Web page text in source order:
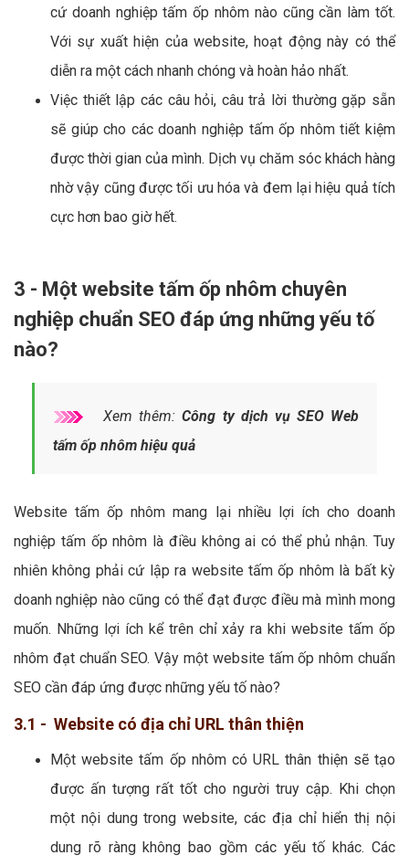
cứ doanh nghiệp tấm ốp nhôm nào cũng cần làm tốt.
Với sự xuất hiện của website, hoạt động này có thể
diễn ra một cách nhanh chóng và hoàn hảo nhất.
Việc thiết lập các câu hỏi, câu trả lời thường gặp sẵn
sẽ giúp cho các doanh nghiệp tấm ốp nhôm tiết kiệm
được thời gian của mình. Dịch vụ chăm sóc khách hàng
nhờ vậy cũng được tối ưu hóa và đem lại hiệu quả tích
cực hơn bao giờ hết.
3 - Một website tấm ốp nhôm chuyên
nghiệp chuẩn SEO đáp ứng những yếu tố
nào?
Xem thêm:Công ty dịch vụ SEO Web
tấm ốp nhôm hiệu quả
Website tấm ốp nhôm mang lại nhiều lợi ích cho doanh
nghiệp tấm ốp nhôm là điều không ai có thể phủ nhận. Tuy
nhiên không phải cứ lập ra website tấm ốp nhôm là bất kỳ
doanh nghiệp nào cũng có thể đạt được điều mà mình mong
muốn. Những lợi ích kể trên chỉ xảy ra khi website tấm ốp
nhôm đạt chuẩn SEO. Vậy một website tấm ốp nhôm chuẩn
SEO cần đáp ứng được những yếu tố nào?
3.1 - Website có địa chỉ URL thân thiện
Một website tấm ốp nhôm có URL thân thiện sẽ tạo
được ấn tượng rất tốt cho người truy cập. Khi chọn
một nội dung trong website, các địa chỉ hiển thị nội
dung rõ ràng không bao gồm các yếu tố khác. Các